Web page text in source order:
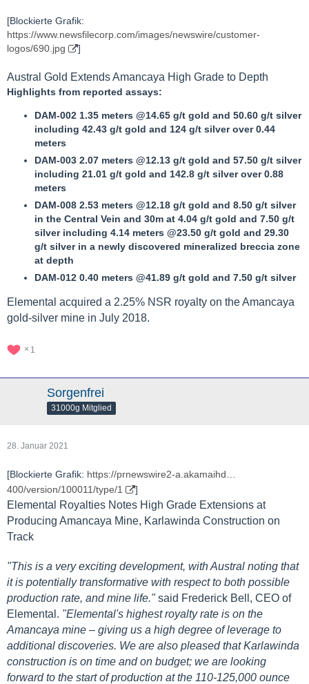
[Blockierte Grafik:
https://www.newsfilecorp.com/images/newswire/customer-
logos/690.jpg
]
Austral Gold Extends Amancaya High Grade to Depth
Highlights from reported assays:
DAM-002 1.35 meters @14.65 g/t gold and 50.60 g/t silver
including 42.43 g/t gold and 124 g/t silver over 0.44
meters
DAM-003 2.07 meters @12.13 g/t gold and 57.50 g/t silver
including 21.01 g/t gold and 142.8 g/t silver over 0.88
meters
DAM-008 2.53 meters @12.18 g/t gold and 8.50 g/t silver
in the Central Vein and 30m at 4.04 g/t gold and 7.50 g/t
silver including 4.14 meters @23.50 g/t gold and 29.30
g/t silver in a newly discovered mineralized breccia zone
at depth
DAM-012 0.40 meters @41.89 g/t gold and 7.50 g/t silver
Elemental acquired a 2.25% NSR royalty on the Amancaya
gold-silver mine in July 2018.
1
Sorgenfrei
31000g Mitglied
28. Januar 2021
[Blockierte Grafik: https://prnewswire2-a.akamaihd…
400/version/100011/type/1
]
Elemental Royalties Notes High Grade Extensions at
Producing Amancaya Mine, Karlawinda Construction on
Track
"This is a very exciting development, with Austral noting that
it is potentially transformative with respect to both possible
production rate, and mine life."said Frederick Bell, CEO of
Elemental. "Elemental's highest royalty rate is on the
Amancaya mine – giving us a high degree of leverage to
additional discoveries. We are also pleased that Karlawinda
construction is on time and on budget; we are looking
forward to the start of production at the 110-125,000 ounce